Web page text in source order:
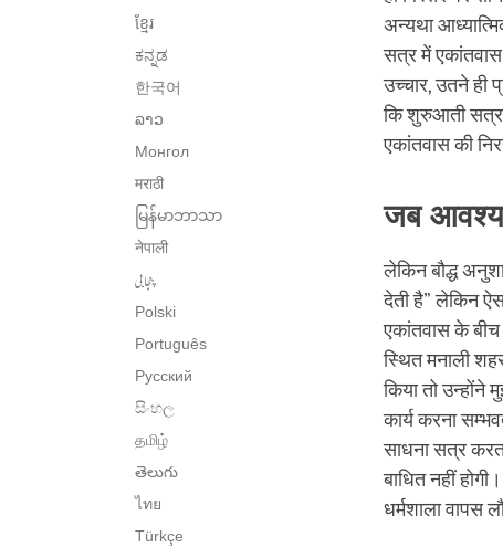
ខ្មែរ
ಕನ್ನಡ
한국어
ລາວ
Монгол
मराठी
မြန်မာဘာသာ
नेपाली
پنجابی
Polski
Português
Русский
සිංහල
தமிழ்
తెలుగు
ไทย
Türkçe
अन्यथा
सत्र में
उच्चार, उतने ही
कि शुरुआती सत्र
एकांतवास की
जब
लेकिन बौद्ध
देती है” लेकिन
एकांतवास के बीच
स्थित मनाली
किया तो
कार्य करना
साधना सत्र
बाधित नहीं
धर्मशाला वापस